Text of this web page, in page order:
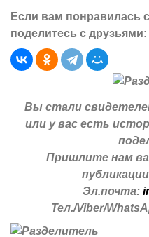
Если вам понравилась
поделитесь с друзьями:
Вы стали
или у вас есть
Пришлите нам
Эл.почта:
Тел./Viber/